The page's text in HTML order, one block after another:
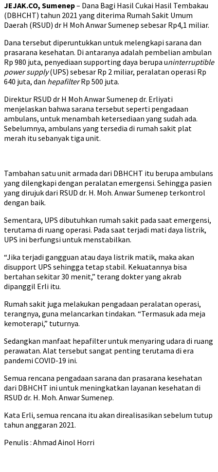
JEJAK.CO, Sumenep– Dana Bagi Hasil Cukai Hasil Tembakau
(DBHCHT) tahun 2021 yang diterima Rumah Sakit Umum
Daerah (RSUD) dr H Moh Anwar Sumenep sebesar Rp4,1 miliar.
Dana tersebut diperuntukkan untuk melengkapi sarana dan
prasarana kesehatan. Di antaranya adalah pembelian ambulan
Rp 980 juta, penyediaan supporting daya berupa uninterruptible
power supply(UPS) sebesar Rp 2 miliar, peralatan operasi Rp
640 juta, dan hepafilterRp 500 juta.
Direktur RSUD dr H Moh Anwar Sumenep dr. Erliyati
menjelaskan bahwa sarana tersebut seperti pengadaan
ambulans, untuk menambah ketersediaan yang sudah ada.
Sebelumnya, ambulans yang tersedia di rumah sakit plat
merah itu sebanyak tiga unit.
Tambahan satu unit armada dari DBHCHT itu berupa ambulans
yang dilengkapi dengan peralatan emergensi. Sehingga pasien
yang dirujuk dari RSUD dr. H. Moh. Anwar Sumenep terkontrol
dengan baik.
Sementara, UPS dibutuhkan rumah sakit pada saat emergensi,
terutama di ruang operasi. Pada saat terjadi mati daya listrik,
UPS ini berfungsi untuk menstabilkan.
“Jika terjadi gangguan atau daya listrik matik, maka akan
disupport UPS sehingga tetap stabil. Kekuatannya bisa
bertahan sekitar 30 menit,” terang dokter yang akrab
dipanggil Erli itu.
Rumah sakit juga melakukan pengadaan peralatan operasi,
terangnya, guna melancarkan tindakan. “Termasuk ada meja
kemoterapi,” tuturnya.
Sedangkan manfaat hepafilter untuk menyaring udara di ruang
perawatan. Alat tersebut sangat penting terutama di era
pandemi COVID-19 ini.
Semua rencana pengadaan sarana dan prasarana kesehatan
dari DBHCHT ini untuk meningkatkan layanan kesehatan di
RSUD dr. H. Moh. Anwar Sumenep.
Kata Erli, semua rencana itu akan direalisasikan sebelum tutup
tahun anggaran 2021.
Penulis : Ahmad Ainol Horri